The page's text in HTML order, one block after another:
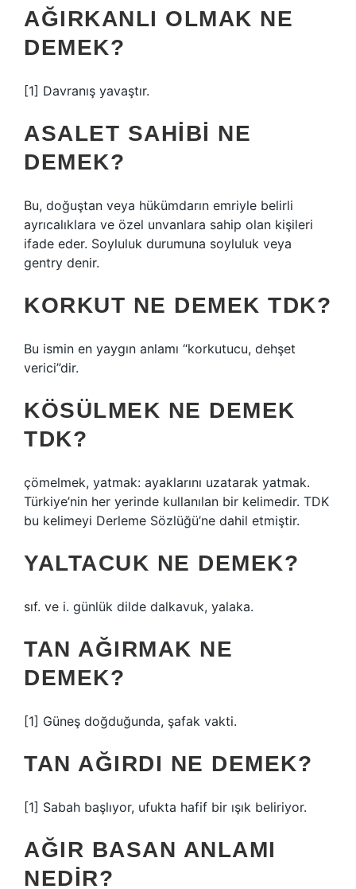
AĞIRKANLI OLMAK NE
DEMEK?
[1] Davranış yavaştır.
ASALET SAHIBI NE
DEMEK?
Bu, doğuştan veya hükümdarın emriyle belirli
ayrıcalıklara ve özel unvanlara sahip olan kişileri
ifade eder. Soyluluk durumuna soyluluk veya
gentry denir.
KORKUT NE DEMEK TDK?
Bu ismin en yaygın anlamı “korkutucu, dehşet
verici”dir.
KÖSÜLMEK NE DEMEK
TDK?
çömelmek, yatmak: ayaklarını uzatarak yatmak.
Türkiye’nin her yerinde kullanılan bir kelimedir. TDK
bu kelimeyi Derleme Sözlüğü’ne dahil etmiştir.
YALTACUK NE DEMEK?
sıf. ve i. günlük dilde dalkavuk, yalaka.
TAN AĞIRMAK NE
DEMEK?
[1] Güneş doğduğunda, şafak vakti.
TAN AĞIRDI NE DEMEK?
[1] Sabah başlıyor, ufukta hafif bir ışık beliriyor.
AĞIR BASAN ANLAMI
NEDIR?